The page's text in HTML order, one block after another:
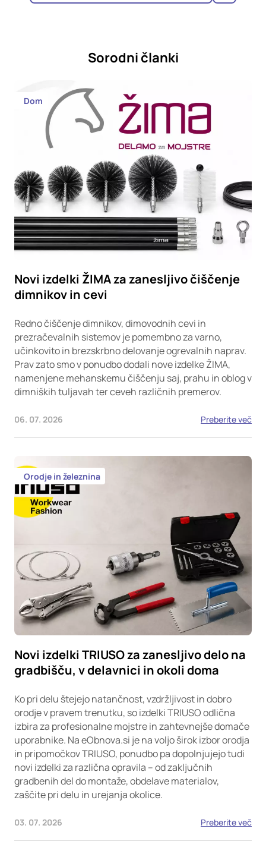
Sorodni članki
Dom
Novi izdelki ŽIMA za zanesljivo čiščenje
dimnikov in cevi
Redno čiščenje dimnikov, dimovodnih cevi in
prezračevalnih sistemov je pomembno za varno,
učinkovito in brezskrbno delovanje ogrevalnih naprav.
Prav zato smo v ponudbo dodali nove izdelke ŽIMA,
namenjene mehanskemu čiščenju saj, prahu in oblog v
dimniških tuljavah ter ceveh različnih premerov.
06. 07. 2026 Preberite več
Orodje in železnina
Novi izdelki TRIUSO za zanesljivo delo na
gradbišču, v delavnici in okoli doma
Ko pri delu štejejo natančnost, vzdržljivost in dobro
orodje v pravem trenutku, so izdelki TRIUSO odlična
izbira za profesionalne mojstre in zahtevnejše domače
uporabnike. Na eObnova.si je na voljo širok izbor orodja
in pripomočkov TRIUSO, ponudbo pa dopolnjujejo tudi
novi izdelki za različna opravila – od zaključnih
gradbenih del do montaže, obdelave materialov,
zaščite pri delu in urejanja okolice.
03. 07. 2026 Preberite več